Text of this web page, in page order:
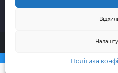
Політика
© 2015-2026 поштово-